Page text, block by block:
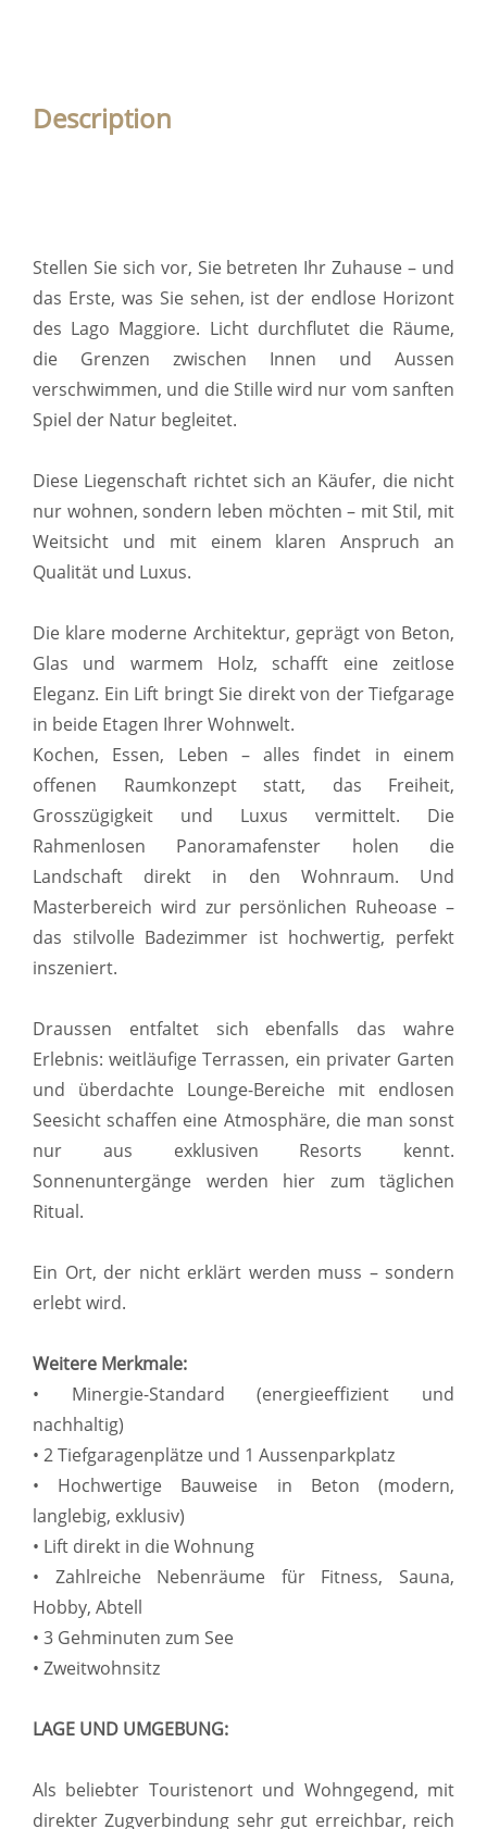
Description
Stellen Sie sich vor, Sie betreten Ihr Zuhause – und
das Erste, was Sie sehen, ist der endlose Horizont
des Lago Maggiore. Licht durchflutet die Räume,
die Grenzen zwischen Innen und Aussen
verschwimmen, und die Stille wird nur vom sanften
Spiel der Natur begleitet.
Diese Liegenschaft richtet sich an Käufer, die nicht
nur wohnen, sondern leben möchten – mit Stil, mit
Weitsicht und mit einem klaren Anspruch an
Qualität und Luxus.
Die klare moderne Architektur, geprägt von Beton,
Glas und warmem Holz, schafft eine zeitlose
Eleganz. Ein Lift bringt Sie direkt von der Tiefgarage
in beide Etagen Ihrer Wohnwelt.
Kochen, Essen, Leben – alles findet in einem
offenen Raumkonzept statt, das Freiheit,
Grosszügigkeit und Luxus vermittelt. Die
Rahmenlosen Panoramafenster holen die
Landschaft direkt in den Wohnraum. Und
Masterbereich wird zur persönlichen Ruheoase –
das stilvolle Badezimmer ist hochwertig, perfekt
inszeniert.
Draussen entfaltet sich ebenfalls das wahre
Erlebnis: weitläufige Terrassen, ein privater Garten
und überdachte Lounge-Bereiche mit endlosen
Seesicht schaffen eine Atmosphäre, die man sonst
nur aus exklusiven Resorts kennt.
Sonnenuntergänge werden hier zum täglichen
Ritual.
Ein Ort, der nicht erklärt werden muss – sondern
erlebt wird.
Weitere Merkmale:
• Minergie-Standard (energieeffizient und
nachhaltig)
• 2 Tiefgaragenplätze und 1 Aussenparkplatz
• Hochwertige Bauweise in Beton (modern,
langlebig, exklusiv)
• Lift direkt in die Wohnung
• Zahlreiche Nebenräume für Fitness, Sauna,
Hobby, Abtell
• 3 Gehminuten zum See
• Zweitwohnsitz
LAGE UND UMGEBUNG:
Als beliebter Touristenort und Wohngegend, mit
direkter Zugverbindung sehr gut erreichbar, reich